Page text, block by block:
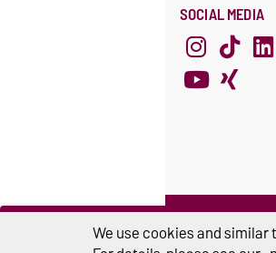
SOCIAL MEDIA
We use cookies and